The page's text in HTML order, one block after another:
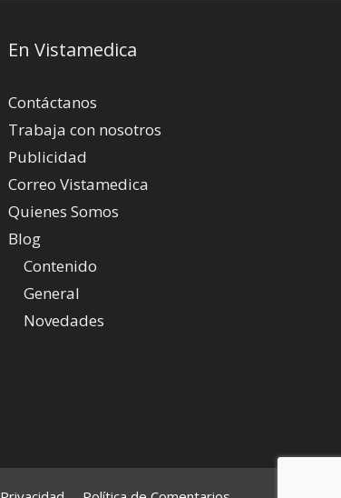
En Vistamedica
Contáctanos
Trabaja con nosotros
Publicidad
Correo Vistamedica
Quienes Somos
Blog
Contenido
General
Novedades